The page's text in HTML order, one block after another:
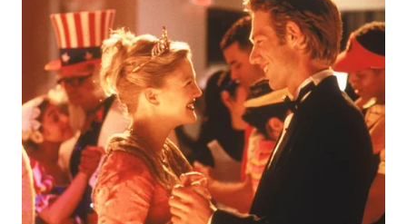
SPORT
WAHANA
UMKM
WAHANA
SELEB
WAHANA
PERSONA